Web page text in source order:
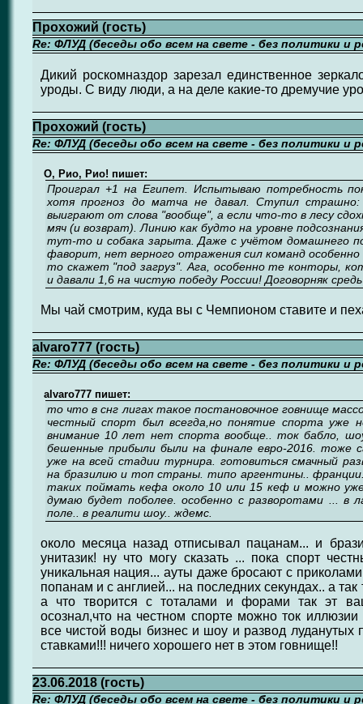
Прохожий (гость)
Re: ФЛУД (беседы обо всем на свете - без политики и
Дикий роскомназдор зарезал единственное
уроды. С виду люди, а на деле какие-то дремучие
Прохожий (гость)
Re: ФЛУД (беседы обо всем на свете - без политики и
О, Рио, Рио! пишет:
Проиграл +1 на Египет. Испытываю потребность
хотя прогноз до матча не давал. Ступил
выиграют от слова "вообще", а если что-то в лесу
мяч (и возврат). Линию как будто на уровне
тут-то и собака зарыта. Даже с учётом домашнего
фаворит, нет верного отражения сил команд
то скажет "под загруз". Ага, особенно те конторы,
и давали 1,6 на чистую победу России! Договорняк
Мы чай смотрим, куда вы с Чемпионом ставите и
alvaro777 (гость)
Re: ФЛУД (беседы обо всем на свете - без политики и
alvaro777 пишет:
то что в снг лигах такое постановочное говнище
честный спорт был всегда,но понятие спорта уже
внимание 10 лет нет спорта вообще.. ток бабло,
бешенные прибыли были на финале евро-2016. тоже
уже на всей стадии турнира. готовиться смачный
на бразилию и топ страны. типо аргентины..
таких поймать кефа около 10 или 15 кеф и можно
думаю будет поболее. особенно с разворотами ... в
поле.. в реалити шоу.. ждемс.
около месяца назад отписывал пацанам... и
унитазик! ну что могу сказать ... пока спорт
уникальная нация... ауты даже бросают с
попанам и с англией... на последних секундах.. а
а что творится с тоталами и форами так эт
осознал,что на честном спорте можно ток иллюзии
все чистой воды бизнес и шоу и развод луданутых
ставками!!! ничего хорошего нет в этом говнище!!
23.06.2018 (гость)
Re: ФЛУД (беседы обо всем на свете - без политики и